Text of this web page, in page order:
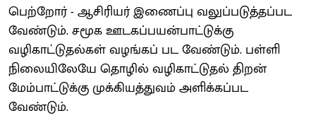
பெற்றோர் - ஆசிரியர் இணைப்பு வலுப்படுத்தப்பட
வேண்டும். சமூக ஊடகப்பயன்பாட்டுக்கு
வழிகாட்டுதல்கள் வழங்கப் பட வேண்டும். பள்ளி
நிலையிலேயே தொழில் வழிகாட்டுதல் திறன்
மேம்பாட்டுக்கு முக்கியத்துவம் அளிக்கப்பட
வேண்டும்.